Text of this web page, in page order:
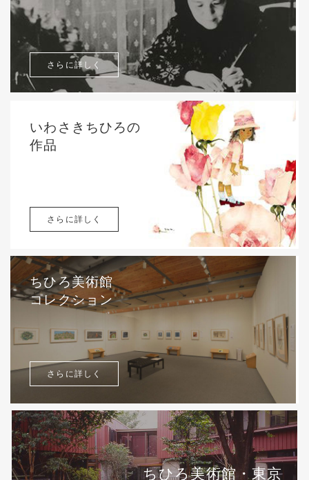
さらに詳しく
いわさきちひろの
作品
さらに詳しく
ちひろ美術館
コレクション
さらに詳しく
ちひろ美術館・東京